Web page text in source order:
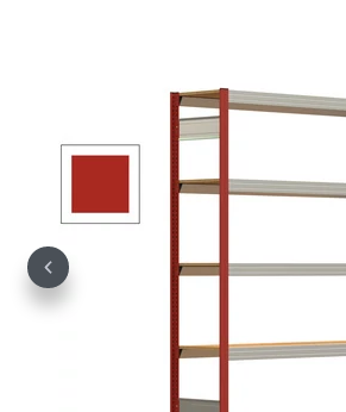
Previous